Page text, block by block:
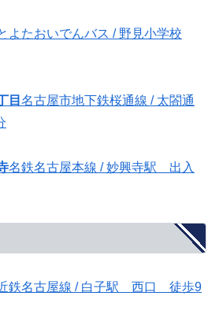
よたおいでんバス / 野見小学校
目 名古屋市地下鉄桜通線 / 太閤通
名鉄名古屋本線 / 妙興寺駅 出入
鉄名古屋線 / 白子駅 西口 徒歩9